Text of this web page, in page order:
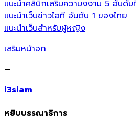
แนะนำคลินิกเสริมความงงาม 5 อันดั
แนะนำเว็บข่าวไอที อันดับ 1 ของไทย
แนะนำเว็บสำหรับผู้หญิง
เสริมหน้าอก
—
i3siam
หยิบบรรณาธิการ